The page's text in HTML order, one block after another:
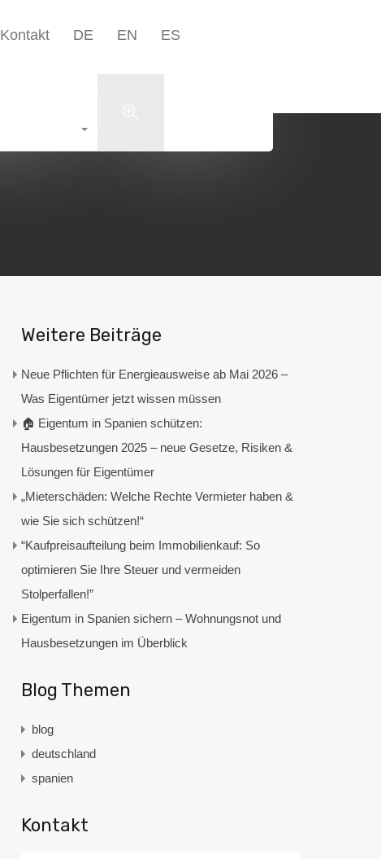
Unternehmen▾
Kontakt DE EN ES
Weitere Beiträge
Neue Pflichten für Energieausweise ab Mai 2026 –
Was Eigentümer jetzt wissen müssen
🏠 Eigentum in Spanien schützen:
Hausbesetzungen 2025 – neue Gesetze, Risiken &
Lösungen für Eigentümer
„Mieterschäden: Welche Rechte Vermieter haben &
wie Sie sich schützen!“
“Kaufpreisaufteilung beim Immobilienkauf: So
optimieren Sie Ihre Steuer und vermeiden
Stolperfallen!”
Eigentum in Spanien sichern – Wohnungsnot und
Hausbesetzungen im Überblick
Blog Themen
blog
deutschland
spanien
Kontakt